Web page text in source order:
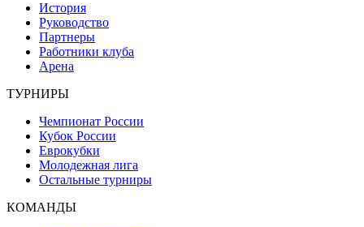
История
Руководство
Партнеры
Работники клуба
Арена
ТУРНИРЫ
Чемпионат России
Кубок России
Еврокубки
Молодежная лига
Остальные турниры
КОМАНДЫ